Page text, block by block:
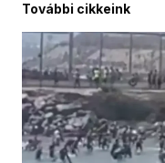
További cikkeink